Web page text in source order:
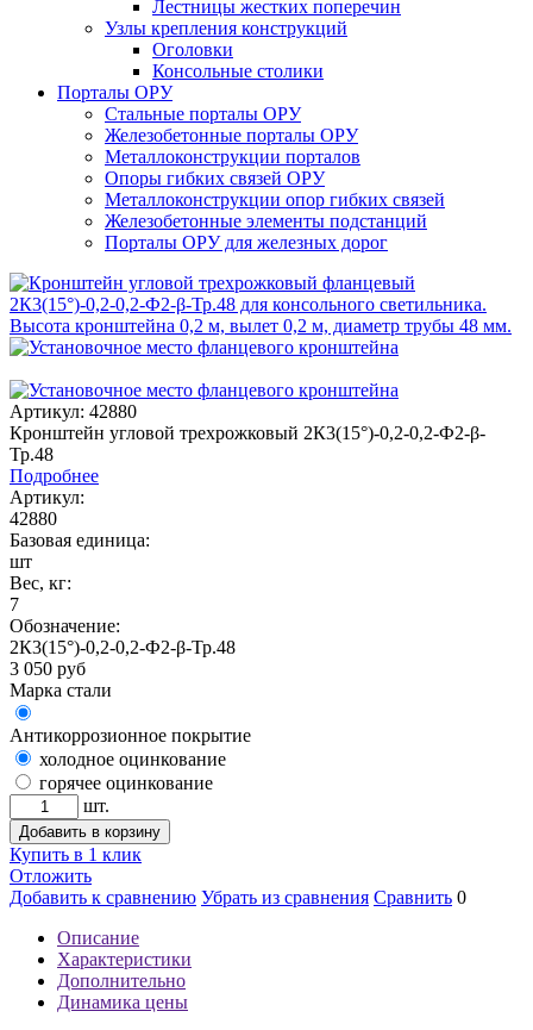
Лестницы жестких поперечин
Узлы крепления конструкций
Оголовки
Консольные столики
Порталы ОРУ
Стальные порталы ОРУ
Железобетонные порталы ОРУ
Металлоконструкции порталов
Опоры гибких связей ОРУ
Металлоконструкции опор гибких связей
Железобетонные элементы подстанций
Порталы ОРУ для железных дорог
Артикул: 42880
Кронштейн угловой трехрожковый 2К3(15°)-0,2-0,2-Ф2-β-
Тр.48
Подробнее
Артикул:
42880
Базовая единица:
шт
Вес, кг:
7
Обозначение:
2К3(15°)-0,2-0,2-Ф2-β-Тр.48
3 050 руб
Марка стали
Антикоррозионное покрытие
холодное оцинкование
горячее оцинкование
шт.
Добавить в корзину
Купить в 1 клик
Отложить
Добавить к сравнению Убрать из сравнения Сравнить 0
Описание
Характеристики
Дополнительно
Динамика цены